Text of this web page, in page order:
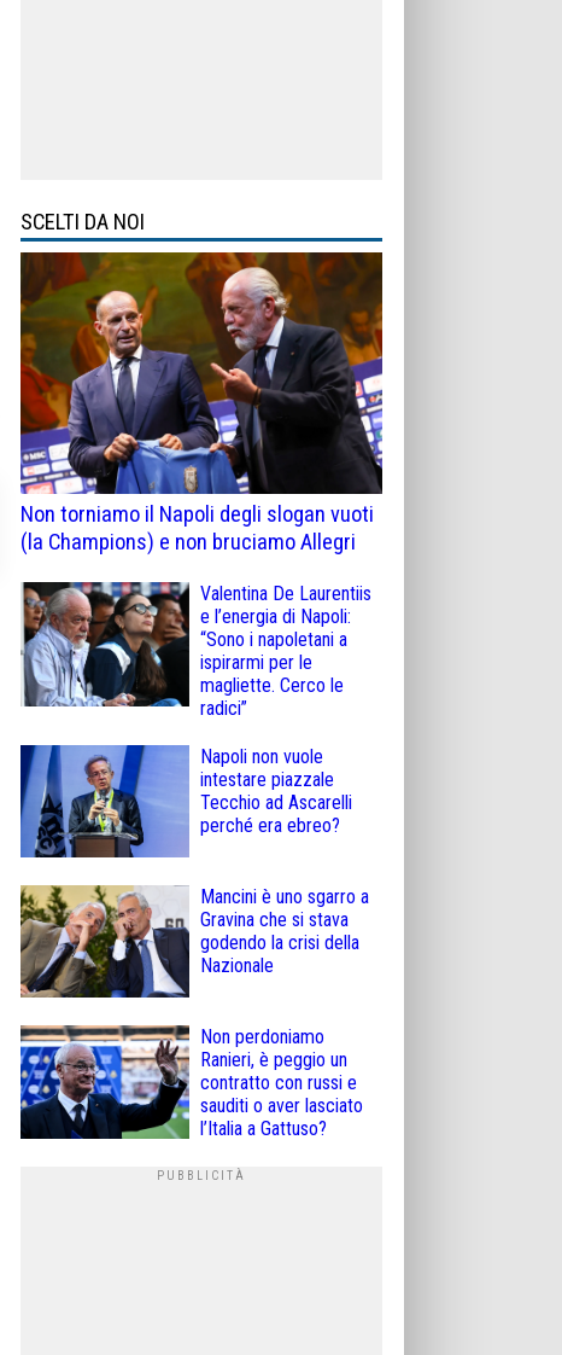
SCELTI DA NOI
Non torniamo il Napoli degli slogan vuoti
(la Champions) e non bruciamo Allegri
Valentina De Laurentiis
e l’energia di Napoli:
“Sono i napoletani a
ispirarmi per le
magliette. Cerco le
radici”
Napoli non vuole
intestare piazzale
Tecchio ad Ascarelli
perché era ebreo?
Mancini è uno sgarro a
Gravina che si stava
godendo la crisi della
Nazionale
Non perdoniamo
Ranieri, è peggio un
contratto con russi e
sauditi o aver lasciato
l’Italia a Gattuso?